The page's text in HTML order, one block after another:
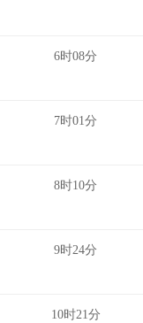
6时08分
7时01分
8时10分
9时24分
10时21分